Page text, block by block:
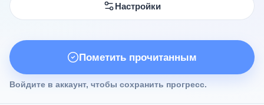
Настройки
Пометить прочитанным
Войдите в аккаунт, чтобы сохранить прогресс.